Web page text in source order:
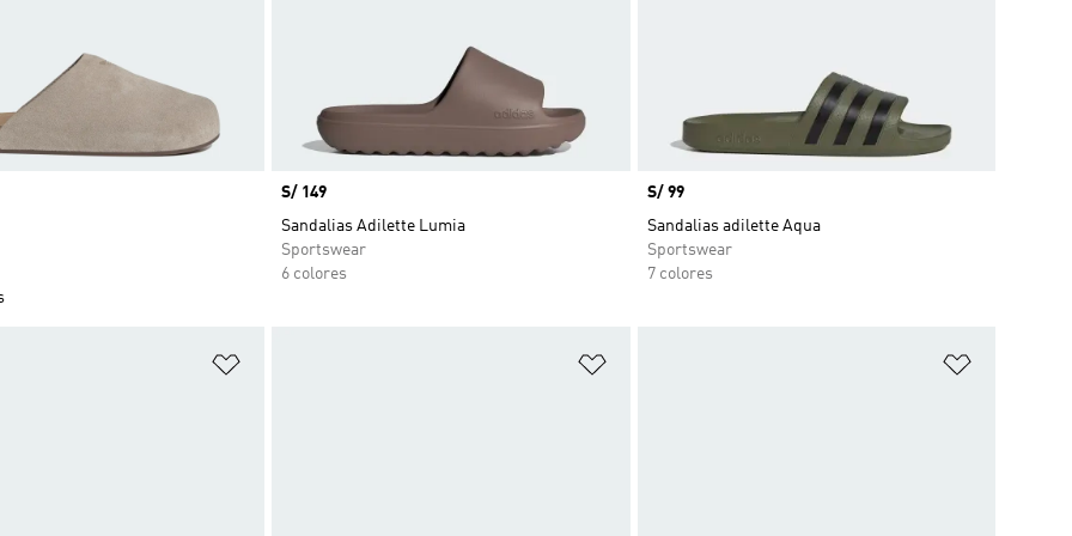
Precio
S/ 149
Sandalias Adilette Lumia
Sportswear
6 colores
Precio
S/ 99
Sandalias adilette Aqua
Sportswear
7 colores